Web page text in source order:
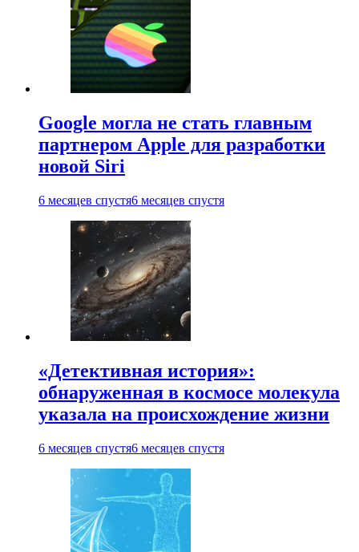
Google могла не стать главным
партнером Apple для разработки
новой Siri
6 месяцев спустя6 месяцев спустя
«Детективная история»:
обнаруженная в космосе молекула
указала на происхождение жизни
6 месяцев спустя6 месяцев спустя